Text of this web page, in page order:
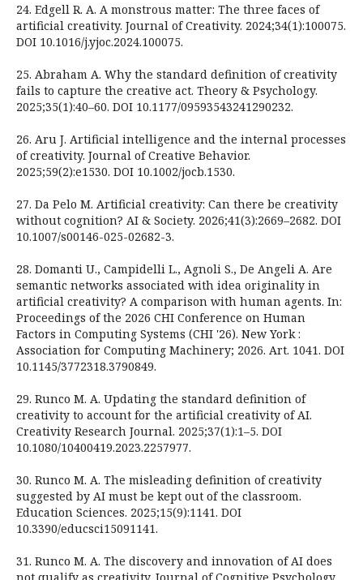
24. Edgell R. A. A monstrous matter: The three faces of
artificial creativity. Journal of Creativity. 2024;34(1):100075.
DOI 10.1016/j.yjoc.2024.100075.
25. Abraham A. Why the standard definition of creativity
fails to capture the creative act. Theory & Psychology.
2025;35(1):40–60. DOI 10.1177/09593543241290232.
26. Aru J. Artificial intelligence and the internal processes
of creativity. Journal of Creative Behavior.
2025;59(2):e1530. DOI 10.1002/jocb.1530.
27. Da Pelo M. Artificial creativity: Can there be creativity
without cognition? AI & Society. 2026;41(3):2669–2682. DOI
10.1007/s00146-025-02682-3.
28. Domanti U., Campidelli L., Agnoli S., De Angeli A. Are
semantic networks associated with idea originality in
artificial creativity? A comparison with human agents. In:
Proceedings of the 2026 CHI Conference on Human
Factors in Computing Systems (CHI '26). New York :
Association for Computing Machinery; 2026. Art. 1041. DOI
10.1145/3772318.3790849.
29. Runco M. A. Updating the standard definition of
creativity to account for the artificial creativity of AI.
Creativity Research Journal. 2025;37(1):1–5. DOI
10.1080/10400419.2023.2257977.
30. Runco M. A. The misleading definition of creativity
suggested by AI must be kept out of the classroom.
Education Sciences. 2025;15(9):1141. DOI
10.3390/educsci15091141.
31. Runco M. A. The discovery and innovation of AI does
not qualify as creativity. Journal of Cognitive Psychology.